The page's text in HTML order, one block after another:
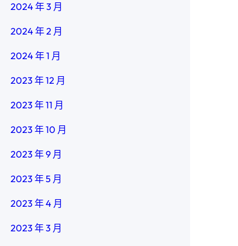
2024 年 3 月
2024 年 2 月
2024 年 1 月
2023 年 12 月
2023 年 11 月
2023 年 10 月
2023 年 9 月
2023 年 5 月
2023 年 4 月
2023 年 3 月